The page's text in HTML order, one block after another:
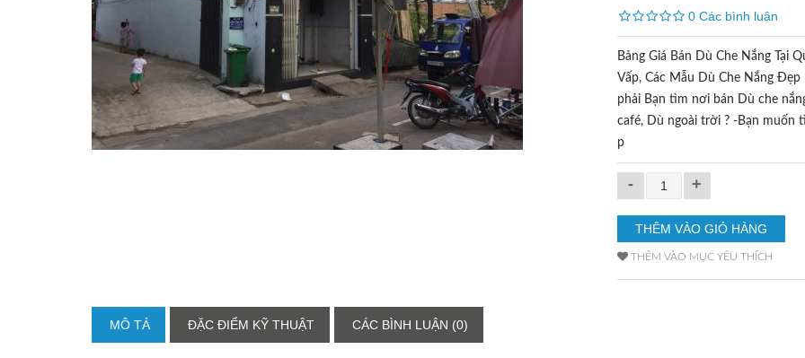
0 Các bình luận
Bảng Giá Bán Dù Che Nắng Tại
Vấp, Các Mẫu Dù Che Nắng
phải Bạn tìm nơi bán Dù che
café, Dù ngoài trời ? -Bạn muốn
p
- +
THÊM VÀO MỤC YÊU THÍCH
MÔ TẢ ĐẶC ĐIỂM KỸ THUẬT CÁC BÌNH LUẬN (0)